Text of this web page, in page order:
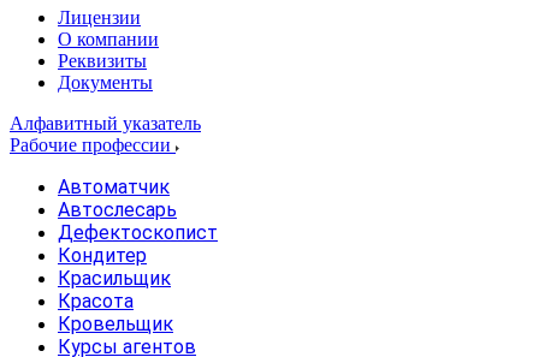
Лицензии
О компании
Реквизиты
Документы
Алфавитный указатель
Рабочие профессии
Автоматчик
Автослесарь
Дефектоскопист
Кондитер
Красильщик
Красота
Кровельщик
Курсы агентов